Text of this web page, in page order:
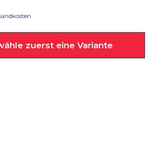
zuerst eine Variante